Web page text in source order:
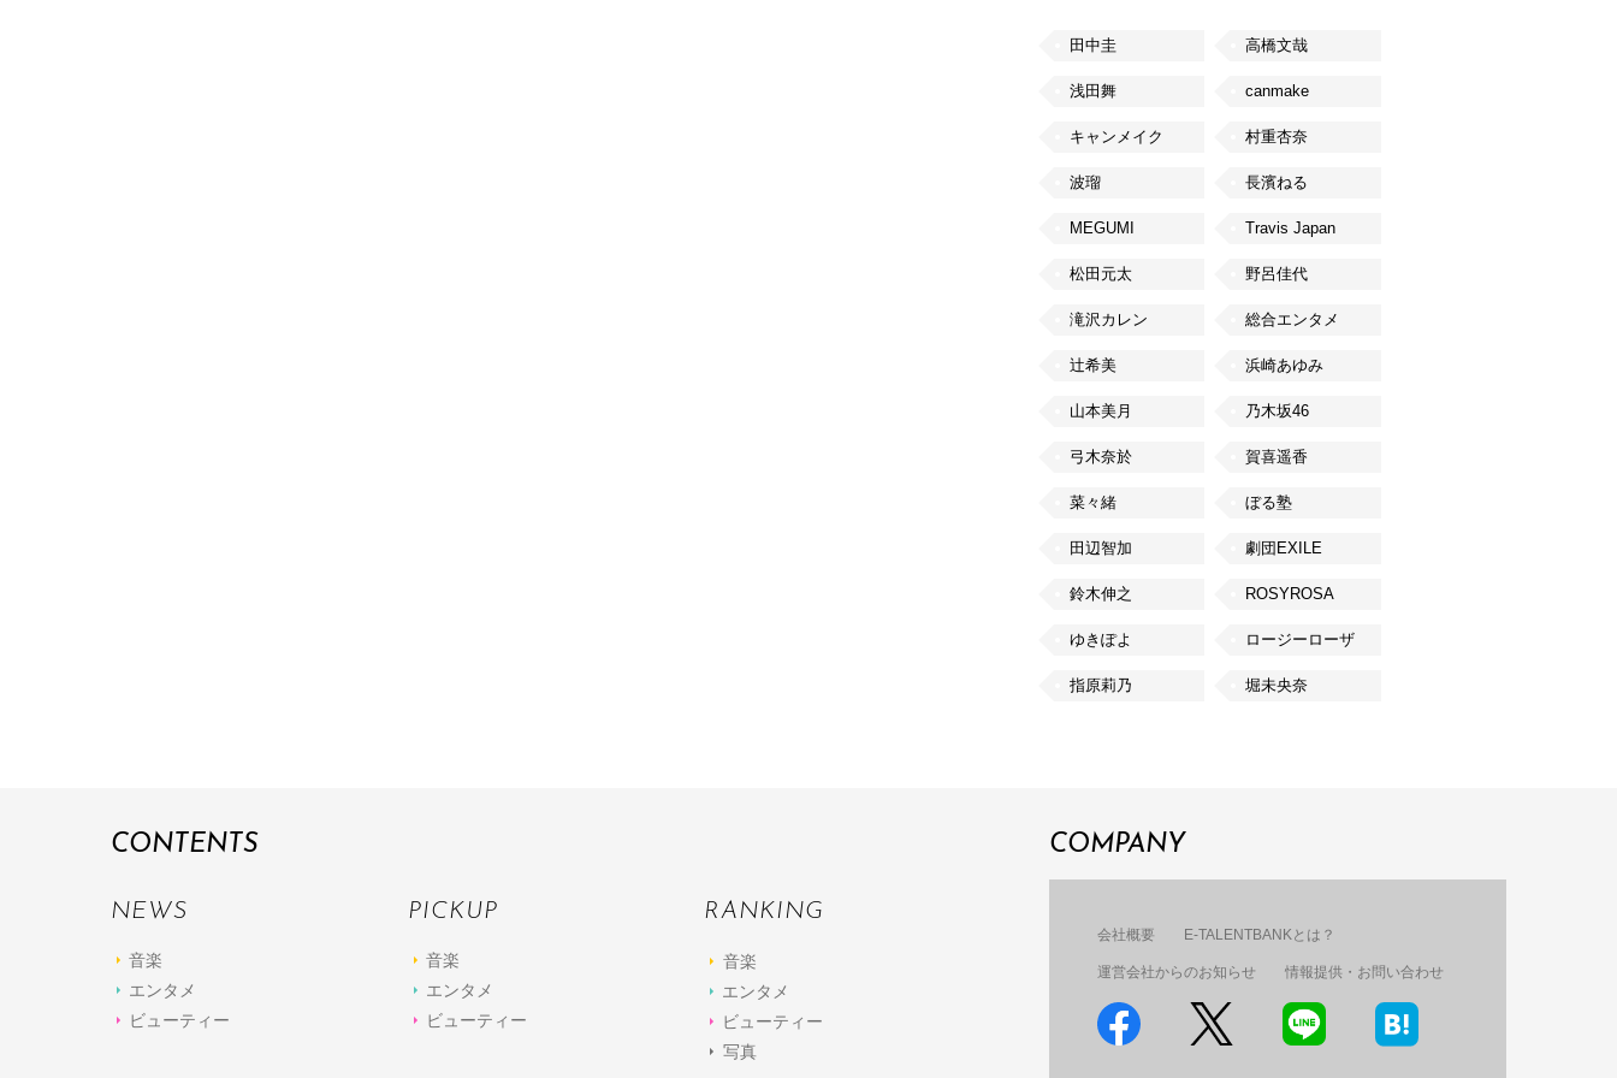
田中圭 高橋文哉
浅田舞 canmake
キャンメイク 村重杏奈
波瑠 長濱ねる
MEGUMI Travis Japan
松田元太 野呂佳代
滝沢カレン 総合エンタメ
辻希美 浜崎あゆみ
山本美月 乃木坂46
弓木奈於 賀喜遥香
菜々緒 ぼる塾
田辺智加 劇団EXILE
鈴木伸之 ROSYROSA
ゆきぽよ ロージーローザ
指原莉乃 堀未央奈
CONTENTS
NEWS
音楽
エンタメ
ビューティー
PICKUP
音楽
エンタメ
ビューティー
RANKING
音楽
エンタメ
ビューティー
写真
COMPANY
会社概要 E-TALENTBANKとは？
運営会社からのお知らせ 情報提供・お問い合わせ